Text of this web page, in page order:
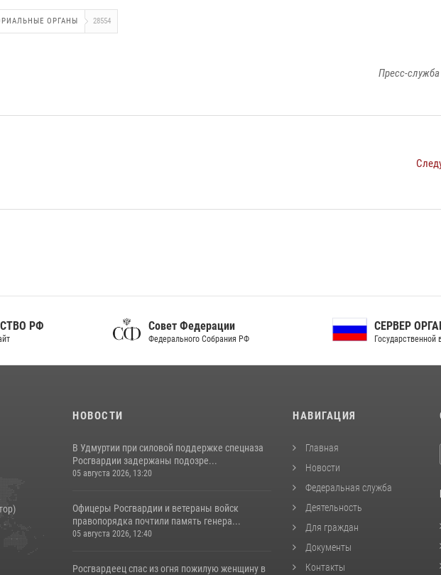
ОРГАНЫ 28554
Пресс-служба
Совет Федерации
Федерального Собрания РФ
СЕРВЕР ОРГАНОВ
Государственной власти РФ
НОВОСТИ
В Удмуртии при силовой поддержке спецназа
Росгвардии задержаны подозре...
05 августа 2026, 13:20
Офицеры Росгвардии и ветераны войск
правопорядка почтили память генера...
05 августа 2026, 12:40
Росгвардеец спас из огня пожилую женщину в
НАВИГАЦИЯ
Главная
Новости
Федеральная служба
Деятельность
Для граждан
Документы
Контакты